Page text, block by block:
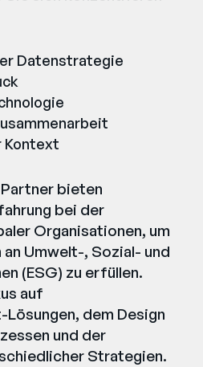
Datenstrategie
Kontext
bieten
bei der
Organisationen, um
Umwelt-, Sozial- und
(ESG) zu erfüllen.
auf
dem Design
und der
Strategien.